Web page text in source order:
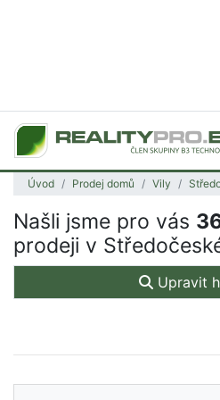
Úvod Prodej domů Vily
Našli jsme pro vás
prodeji v
Upravit